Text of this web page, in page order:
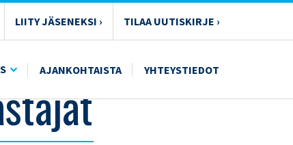
LIITY JÄSENEKSI › TILAA UUTISKIRJE ›
AJANKOHTAISTA YHTEYSTIEDOT